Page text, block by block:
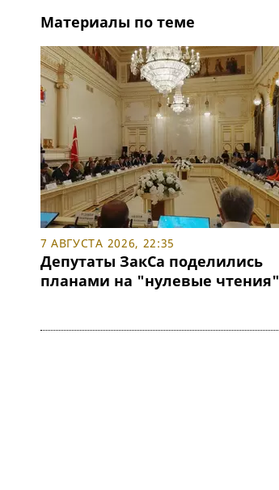
Материалы по теме
7 АВГУСТА 2026, 22:35
Депутаты ЗакСа поделились
планами на "нулевые чтения"